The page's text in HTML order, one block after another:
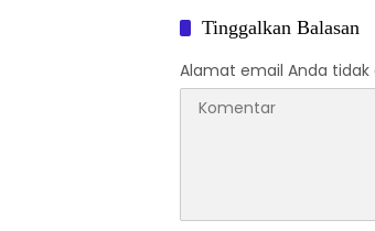
Tinggalkan Balasan
Alamat email Anda tidak